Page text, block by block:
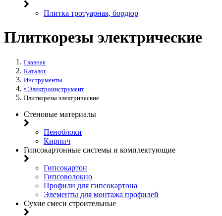
Плитка тротуарная, бордюр
Плиткорезы электрические
Главная
Каталог
Инструменты
• Электроинструмент
Плиткорезы электрические
Стеновые материалы
Пеноблоки
Кирпич
Гипсокартонные системы и комплектующие
Гипсокартон
Гипсоволокно
Профили для гипсокартона
Элементы для монтажа профилей
Сухие смеси строительные